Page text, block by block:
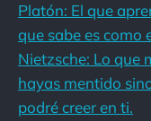
Platón: El que
que sabe es como
Nietzsche: Lo que
hayas mentido
podré creer en ti.